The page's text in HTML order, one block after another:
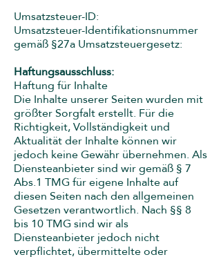
Umsatzsteuer-ID:
Umsatzsteuer-Identifikationsnummer
gemäß §27a Umsatzsteuergesetz:
Haftungsausschluss:
Haftung für Inhalte
Die Inhalte unserer Seiten wurden mit
größter Sorgfalt erstellt. Für die
Richtigkeit, Vollständigkeit und
Aktualität der Inhalte können wir
jedoch keine Gewähr übernehmen. Als
Diensteanbieter sind wir gemäß § 7
Abs.1 TMG für eigene Inhalte auf
diesen Seiten nach den allgemeinen
Gesetzen verantwortlich. Nach §§ 8
bis 10 TMG sind wir als
Diensteanbieter jedoch nicht
verpflichtet, übermittelte oder